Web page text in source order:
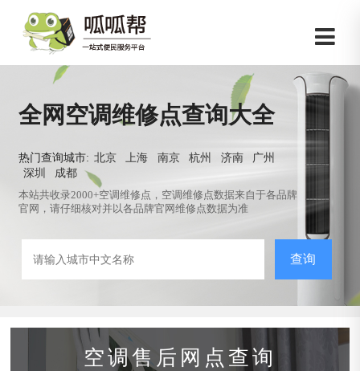
全网空调维修点查询大全
热门查询城市: 北京 上海 南京 杭州 济南
广州
深圳
成都
本站共收录2000+空调维修点，空调维修点数据来自于各品牌
官网，请仔细核对并以各品牌官网维修点数据为准
查询
空调售后网点查询